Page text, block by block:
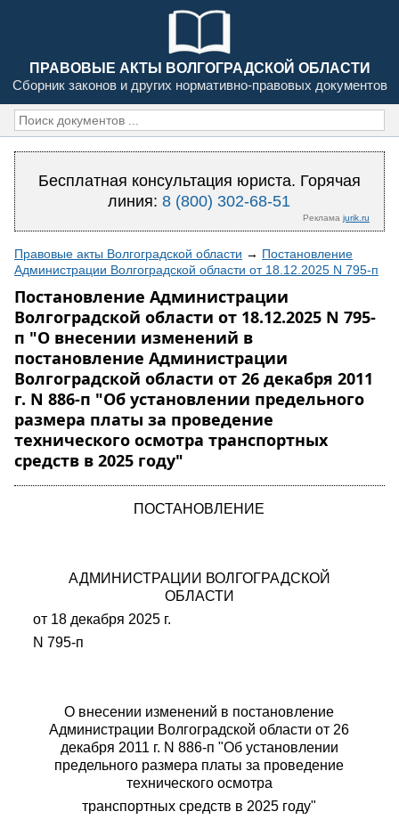
ПРАВОВЫЕ АКТЫ ВОЛГОГРАДСКОЙ ОБЛАСТИ
Сборник законов и других нормативно-правовых документов
Бесплатная консультация юриста. Горячая
линия:8 (800) 302-68-51
Реклама jurik.ru
Правовые акты Волгоградской области → Постановление
Администрации Волгоградской области от 18.12.2025 N 795-п
Постановление Администрации
Волгоградской области от 18.12.2025 N 795-
п "О внесении изменений в
постановление Администрации
Волгоградской области от 26 декабря 2011
г. N 886-п "Об установлении предельного
размера платы за проведение
технического осмотра транспортных
средств в 2025 году"
ПОСТАНОВЛЕНИЕ
АДМИНИСТРАЦИИ ВОЛГОГРАДСКОЙ
ОБЛАСТИ
от 18 декабря 2025 г.
N 795-п
О внесении изменений в постановление
Администрации Волгоградской области от 26
декабря 2011 г. N 886-п "Об установлении
предельного размера платы за проведение
технического осмотра
транспортных средств в 2025 году"